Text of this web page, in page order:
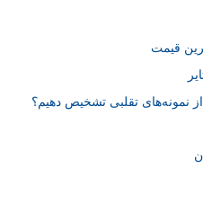
نمونه‌های تقلبی تشخیص دهیم؟